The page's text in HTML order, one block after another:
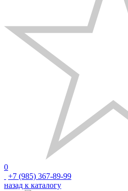
0
+7 (985) 367-89-99
назад к каталогу